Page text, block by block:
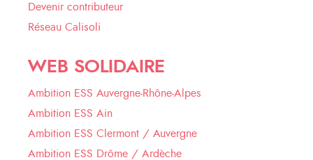
Devenir contributeur
Réseau Calisoli
WEB SOLIDAIRE
Ambition ESS Auvergne-Rhône-Alpes
Ambition ESS Ain
Ambition ESS Clermont / Auvergne
Ambition ESS Drôme / Ardèche